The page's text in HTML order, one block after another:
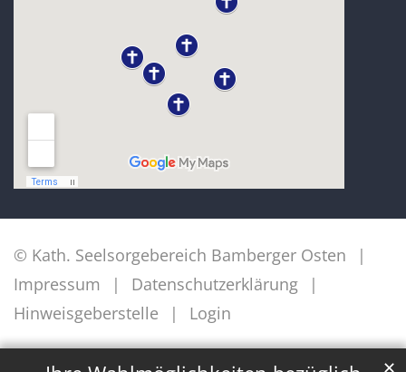
© Kath. Seelsorgebereich Bamberger Osten
Impressum
Datenschutzerklärung
Hinweisgeberstelle
Login